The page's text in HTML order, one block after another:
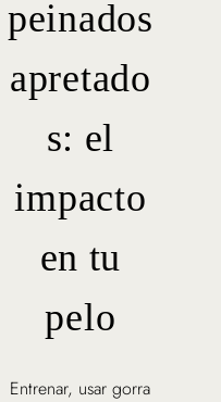
peinados
apretado
s: el
impacto
en tu
pelo
Entrenar, usar gorra